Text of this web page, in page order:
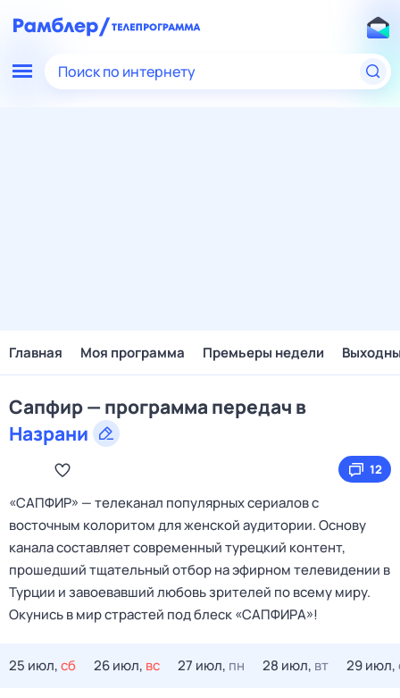
Поиск по интернету
Главная Моя программа Премьеры недели
Сапфир — программа передач в
Назрани
12
«САПФИР» — телеканал популярных сериалов с
восточным колоритом для женской аудитории. Основу
канала составляет современный турецкий контент,
прошедший тщательный отбор на эфирном телевидении в
Турции и завоевавший любовь зрителей по всему миру.
Окунись в мир страстей под блеск «САПФИРА»!
25 июл,сб 26 июл, вс 27 июл, пн 28 июл, вт 29 июл,